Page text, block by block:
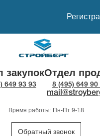
закупок
649 93 93
Отдел
8 (495) 649 90
Время работы: Пн-Пт 9-18
Обратный звонок